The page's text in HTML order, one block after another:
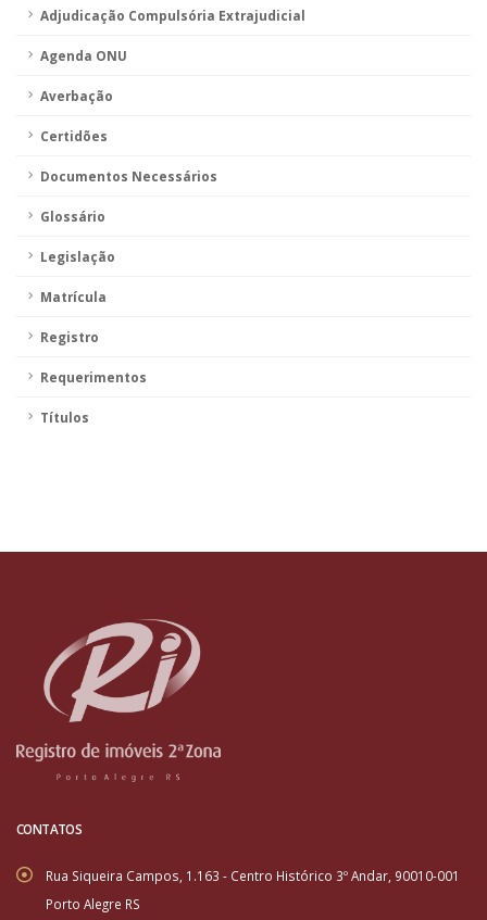
Adjudicação Compulsória Extrajudicial
Agenda ONU
Averbação
Certidões
Documentos Necessários
Glossário
Legislação
Matrícula
Registro
Requerimentos
Títulos
CONTATOS
Rua Siqueira Campos, 1.163 - Centro Histórico 3º Andar, 90010-001
Porto Alegre RS